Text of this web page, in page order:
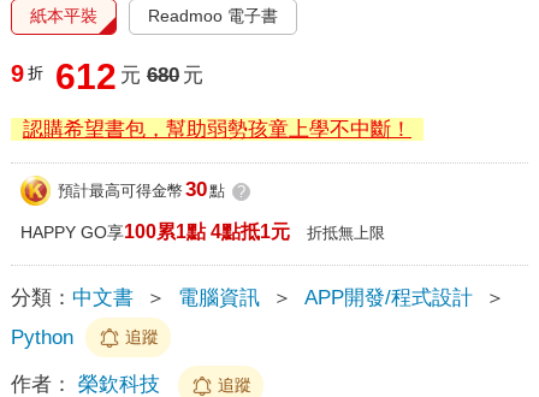
紙本平裝 Readmoo 電子書
9 折 612 元 680 元
認購希望書包，幫助弱勢孩童上學不中斷！
預計最高可得金幣 30點 ?
HAPPY GO享100累1點 4點抵1元 折抵無上限
分類： 中文書 ＞ 電腦資訊 ＞ APP開發/程式設計
＞
Python
追蹤
作者： 榮欽科技 追蹤